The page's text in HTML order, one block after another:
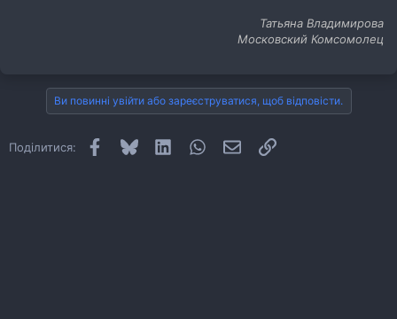
Татьяна Владимирова
Московский Комсомолец
Ви повинні увійти або зареєструватися, щоб відповісти.
Поділитися: Facebook
Bluesky LinkedInWhatsApp
E-mailПосилання